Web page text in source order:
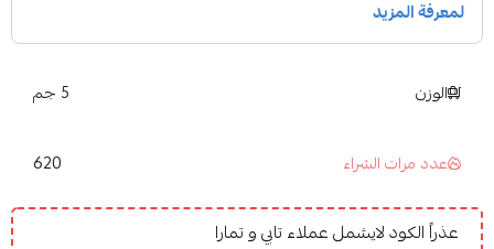
الوزن 5 جم
عدد مرات الشراء 620
عذراً الكود لايشمل عملاء تابي و تمارا